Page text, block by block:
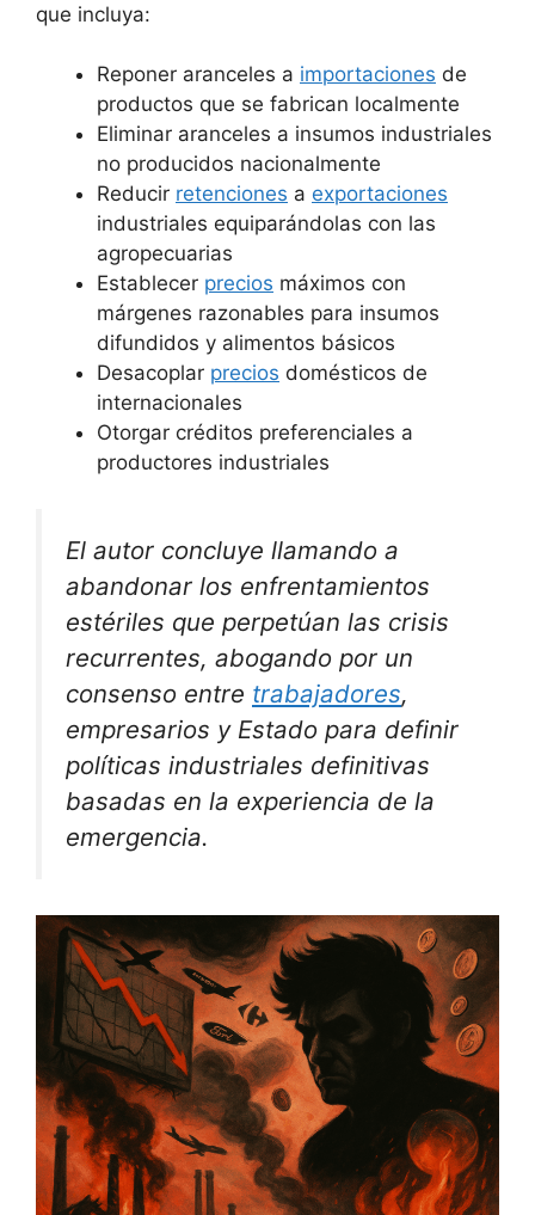
que incluya:
Reponer aranceles a importaciones de
productos que se fabrican localmente
Eliminar aranceles a insumos industriales
no producidos nacionalmente
Reducir retenciones a exportaciones
industriales equiparándolas con las
agropecuarias
Establecer precios máximos con
márgenes razonables para insumos
difundidos y alimentos básicos
Desacoplar precios domésticos de
internacionales
Otorgar créditos preferenciales a
productores industriales
El autor concluye llamando a
abandonar los enfrentamientos
estériles que perpetúan las crisis
recurrentes, abogando por un
consenso entre trabajadores,
empresarios y Estado para definir
políticas industriales definitivas
basadas en la experiencia de la
emergencia.